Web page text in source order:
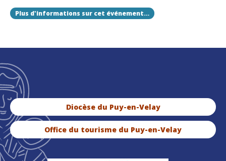
Plus d'informations sur cet événement…
Diocèse du Puy-en-Velay
Office du tourisme du Puy-en-Velay